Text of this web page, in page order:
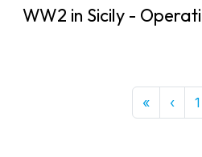
WW2 in Sicily -
«First
‹ 1